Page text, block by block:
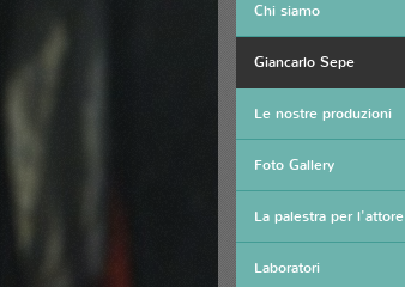
Chi siamo
Giancarlo Sepe
Le nostre produzioni
Foto Gallery
La palestra per l'attore
Laboratori